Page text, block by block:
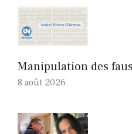
Manipulation des
8 août 2026